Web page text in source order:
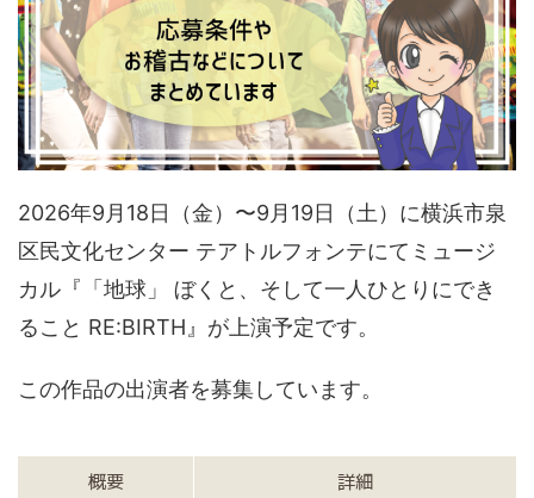
2026年9月18日（金）〜9月19日（土）に横浜市泉
区民文化センター テアトルフォンテにてミュージ
カル『「地球」 ぼくと、そして一人ひとりにでき
ること RE:BIRTH』が上演予定です。
この作品の出演者を募集しています。
概要 詳細